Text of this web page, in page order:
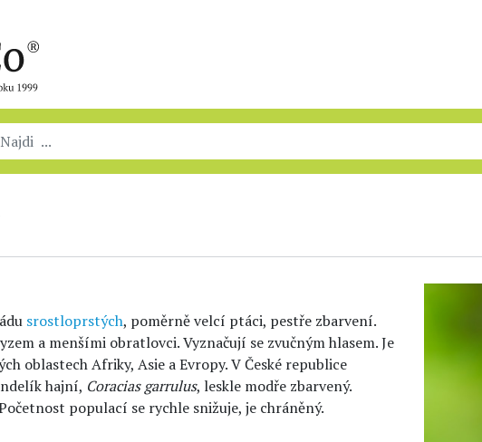
srostloprstých, poměrně velcí ptáci, pestře zbarvení.
a menšími obratlovci. Vyznačují se zvučným hlasem. Je
oblastech Afriky, Asie a Evropy. V České republice
hajní, Coracias garrulus, leskle modře zbarvený.
populací se rychle snižuje, je chráněný.